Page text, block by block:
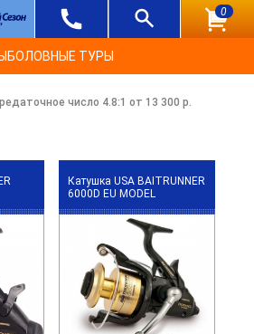
0
ТУРЫ
число 4.8:1 от 13 300 р.
Катушка USA BAITRUNNER
6000D EU MODEL